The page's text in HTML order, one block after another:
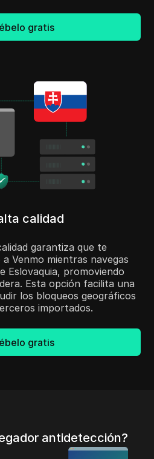
gratis
calidad
garantiza que te
Venmo mientras navegas
Eslovaquia, promoviendo
Esta opción facilita una
los bloqueos geográficos
importados.
gratis
antidetección?